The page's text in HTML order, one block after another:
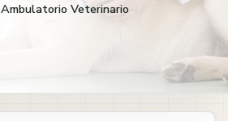
Ambulatorio Veterinario